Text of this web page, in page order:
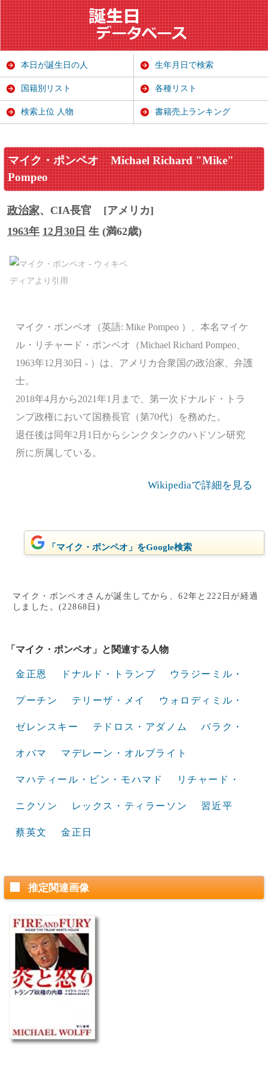
マイク・ポンペオ
Michael Richard "Mike"
Pompeo
政治家、CIA長官
[アメリカ]
1963年 12月30日 生 (満62歳)
マイク・ポンペオ（英語: Mike Pompeo ）、本名マイケ
ル・リチャード・ポンペオ（Michael Richard Pompeo、
1963年12月30日 - ）は、アメリカ合衆国の政治家、弁護
士。
2018年4月から2021年1月まで、第一次ドナルド・トラ
ンプ政権において国務長官（第70代）を務めた。
退任後は同年2月1日からシンクタンクのハドソン研究
所に所属している。
Wikipediaで詳細を見る
「マイク・ポンペオ」をGoogle検索
マイク・ポンペオさんが誕生してから、62年と222日が経過
しました。(22868日)
「マイク・ポンペオ」と関連する人物
金正恩 ドナルド・トランプ ウラジーミル・
プーチン テリーザ・メイ ウォロディミル・
ゼレンスキー テドロス・アダノム バラク・
オバマ マデレーン・オルブライト
マハティール・ビン・モハマド リチャード・
ニクソン レックス・ティラーソン 習近平
蔡英文 金正日
推定関連画像
本日が誕生日の人 生年月日で検索
国籍別リスト 各種リスト
検索上位 人物 書籍売上ランキング